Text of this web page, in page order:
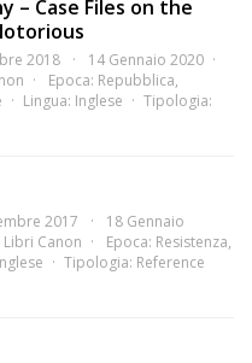
– Case Files on the
2018
14 Gennaio 2020
Epoca: Repubblica,
Lingua: Inglese
Tipologia:
2017
18 Gennaio
Libri Canon Epoca: Resistenza,
Tipologia: Reference